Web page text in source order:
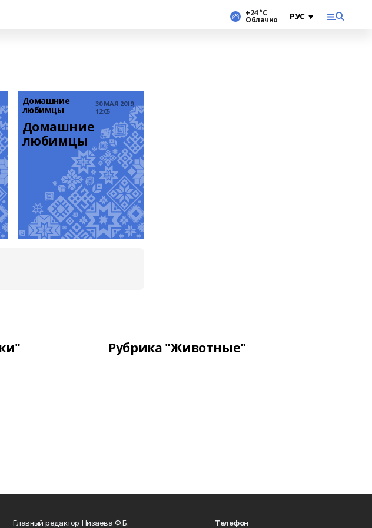
+24 °С
Облачно
Домашние
любимцы
30 МАЯ 2019,
12:05
Домашние
любимцы
Рубрика "Животные"
Главный редактор Низаева Ф.Б.
Телефон